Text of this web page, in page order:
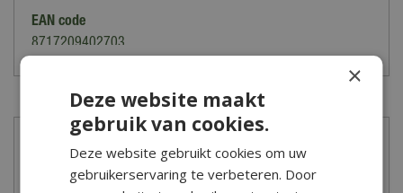
EAN code
8717209402703
Woodvision
Houtsoort
Douglas
Bezorgen & afhalen
×
Deze website maakt
gebruik van cookies.
Deze website gebruikt cookies om uw
gebruikerservaring te verbeteren. Door